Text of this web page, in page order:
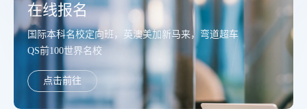
在线报名
国际本科名校定向班，英澳美加新马来，弯道超车
QS前100世界名校
点击前往